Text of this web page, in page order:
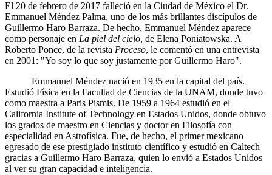
El 20 de febrero de 2017 falleció en la Ciudad de México el Dr.
Emmanuel Méndez Palma, uno de los más brillantes discípulos de
Guillermo Haro Barraza. De hecho, Emmanuel Méndez aparece
como personaje en La piel del cielo, de Elena Poniatowska. A
Roberto Ponce, de la revista Proceso, le comentó en una entrevista
en 2001: "Yo soy lo que soy justamente por Guillermo Haro".
Emmanuel Méndez nació en 1935 en la capital del país.
Estudió Física en la Facultad de Ciencias de la UNAM, donde tuvo
como maestra a Paris Pismis. De 1959 a 1964 estudió en el
California Institute of Technology en Estados Unidos, donde obtuvo
los grados de maestro en Ciencias y doctor en Filosofía con
especialidad en Astrofísica. Fue, de hecho, el primer mexicano
egresado de ese prestigiado instituto científico y estudió en Caltech
gracias a Guillermo Haro Barraza, quien lo envió a Estados Unidos
al ver su gran capacidad e inteligencia.